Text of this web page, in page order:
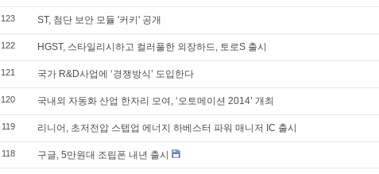
123 ST, 첨단 보안 모듈 '커키' 공개
122 HGST, 스타일리시하고 컬러풀한 외장하드, 토로S 출시
121 국가 R&D사업에 ‘경쟁방식’ 도입한다
120 국내외 자동화 산업 한자리 모여, ‘오토메이션 2014’ 개최
119 리니어, 초저전압 스텝업 에너지 하베스터 파워 매니저 IC 출시
118 구글, 5만원대 조립폰 내년 출시